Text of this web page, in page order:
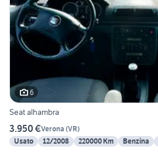
6
Seat alhambra
3.950 €Verona (VR)
Usato
12/2008 220000 Km Benzina